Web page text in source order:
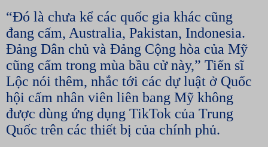
“Đó là chưa kể các quốc gia khác cũng
đang cấm, Australia, Pakistan, Indonesia.
Đảng Dân chủ và Đảng Cộng hòa của Mỹ
cũng cấm trong mùa bầu cử này,” Tiến sĩ
Lộc nói thêm, nhắc tới các dự luật ở Quốc
hội cấm nhân viên liên bang Mỹ không
được dùng ứng dụng TikTok của Trung
Quốc trên các thiết bị của chính phủ.